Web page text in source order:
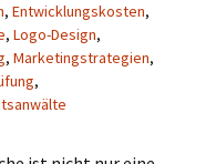
, Entwicklungskosten,
, Logo-Design,
, Marketingstrategien,
,